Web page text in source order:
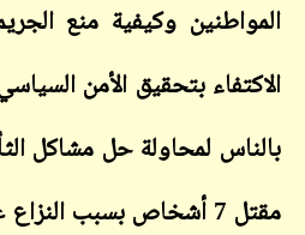
المواطنين وكيفية منع
الاكتفاء بتحقيق الأمن
بالناس لمحاولة حل مشاكل
مقتل 7 أشخاص بسبب